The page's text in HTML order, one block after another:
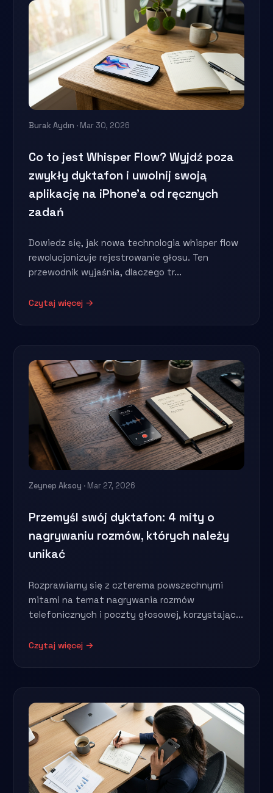
Burak Aydın · Mar 30, 2026
Co to jest Whisper Flow? Wyjdź poza
zwykły dyktafon i uwolnij swoją
aplikację na iPhone'a od ręcznych
zadań
Dowiedz się, jak nowa technologia whisper flow
rewolucjonizuje rejestrowanie głosu. Ten
przewodnik wyjaśnia, dlaczego tr...
Czytaj więcej →
Zeynep Aksoy · Mar 27, 2026
Przemyśl swój dyktafon: 4 mity o
nagrywaniu rozmów, których należy
unikać
Rozprawiamy się z czterema powszechnymi
mitami na temat nagrywania rozmów
telefonicznych i poczty głosowej, korzystając...
Czytaj więcej →